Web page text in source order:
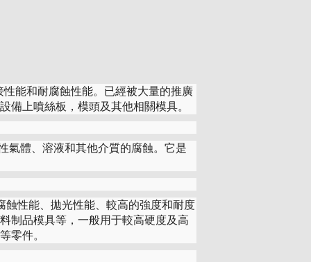
能和耐腐蝕性能。已經被大量的推廣
備上噴絲板，模頭及其他相關模具。
氣體、溶液和其他介質的腐蝕。它是
性能、拋光性能、較高的強度和耐度
制品模具等，一般用于較高硬度及高
零件。